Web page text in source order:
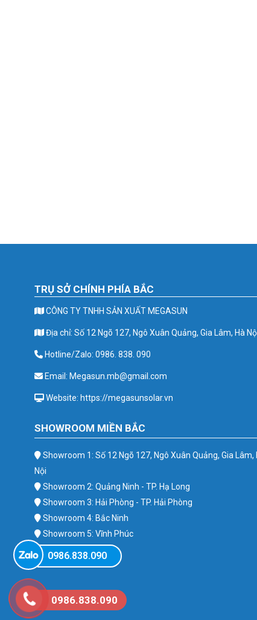
TRỤ SỞ CHÍNH PHÍA BẮC
CÔNG TY TNHH SẢN XUẤT MEGASUN
Địa chỉ: Số 12 Ngõ 127, Ngô Xuân Quảng, Gia Lâm, Hà
Hotline/Zalo: 0986. 838. 090
Email: Megasun.mb@gmail.com
Website: https://megasunsolar.vn
SHOWROOM MIỀN BẮC
Showroom 1: Số 12 Ngõ 127, Ngô Xuân Quảng, Gia Lâm,
Nội
Showroom 2: Quảng Ninh - TP. Hạ Long
Showroom 3: Hải Phòng - TP. Hải Phòng
Showroom 4: Bắc Ninh
Showroom 5: Vĩnh Phúc
Showroom 6: Ba Vì
0986.838.090
0986.838.090